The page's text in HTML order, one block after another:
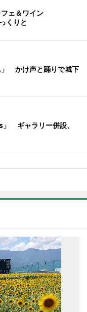
ェ＆ワイン
くりと
」 かけ声と踊りで城下
ギャラリー併設、